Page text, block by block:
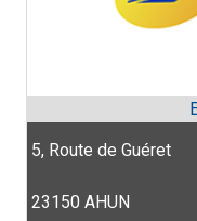
5, Route de Guéret
23150 AHUN